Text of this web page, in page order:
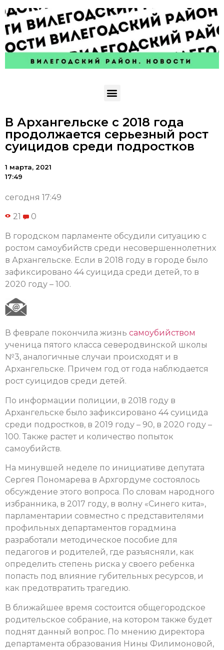
В Архангельске с 2018 года
продолжается серьезный рост
суицидов среди подростков
1 марта, 2021
17:49
сегодня 17:49
21 0
В городском парламенте обсудили ситуацию с
ростом самоубийств среди несовершеннолетних
в Архангельске. Если в 2018 году в городе было
зафиксировано 44 суицида среди детей, то в
2020 году – 100.
В феврале покончила жизнь самоубийством
ученица пятого класса северодвинской школы
№3, аналогичные случаи происходят и в
Архангельске. Причем год от года наблюдается
рост суицидов среди детей.
По информации полиции, в 2018 году в
Архангельске было зафиксировано 44 суицида
среди подростков, в 2019 году – 90, в 2020 году –
100. Также растет и количество попыток
самоубийств.
На минувшей неделе по инициативе депутата
Сергея Пономарева в Архгордуме состоялось
обсуждение этого вопроса. По словам народного
избранника, в 2017 году, в волну «Синего кита»,
парламентарии совместно с представителями
профильных департаментов горадмина
разработали методическое пособие для
педагогов и родителей, где разъясняли, как
определить степень риска у своего ребенка
попасть под влияние губительных ресурсов, и
как предотвратить трагедию.
В ближайшее время состоится общегородское
родительское собрание, на котором также будет
поднят данный вопрос. По мнению директора
департамента образования Нины Филимоновой,